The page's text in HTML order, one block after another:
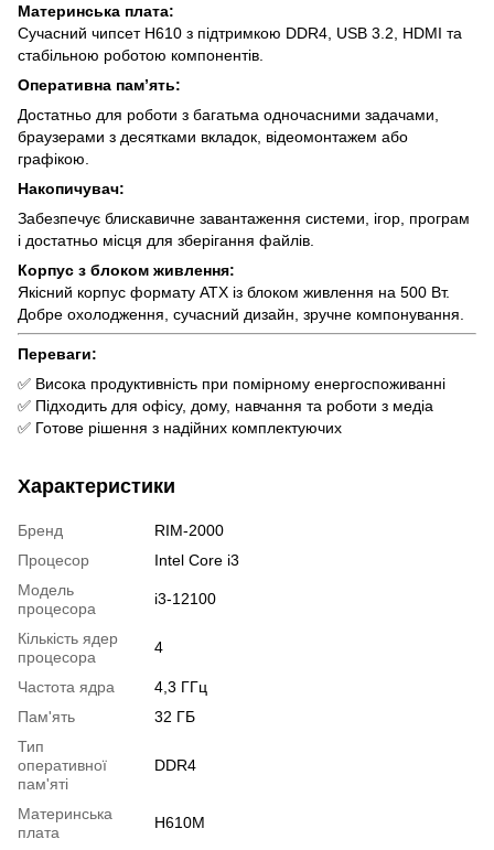
Материнська плата:
Сучасний чипсет H610 з підтримкою DDR4, USB 3.2, HDMI та
стабільною роботою компонентів.
Оперативна пам’ять:
Достатньо для роботи з багатьма одночасними задачами,
браузерами з десятками вкладок, відеомонтажем або
графікою.
Накопичувач:
Забезпечує блискавичне завантаження системи, ігор, програм
і достатньо місця для зберігання файлів.
Корпус з блоком живлення:
Якісний корпус формату ATX із блоком живлення на 500 Вт.
Добре охолодження, сучасний дизайн, зручне компонування.
Переваги:
✅ Висока продуктивність при помірному енергоспоживанні
✅ Підходить для офісу, дому, навчання та роботи з медіа
✅ Готове рішення з надійних комплектуючих
Характеристики
Бренд
RIM-2000
Процесор
Intel Core i3
Модель
процесора
i3-12100
Кількість ядер
процесора
4
Частота ядра
4,3 ГГц
Пам'ять
32 ГБ
Тип
оперативної
пам'яті
DDR4
Материнська
плата
H610M